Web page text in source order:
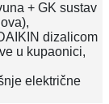
+ GK sustav
dizalicom
u kupaonici,
električne